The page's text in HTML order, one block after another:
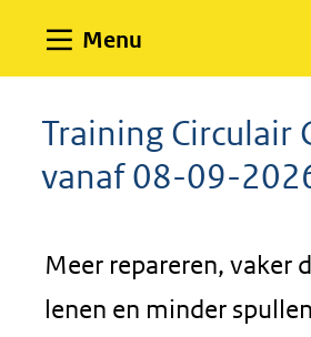
Menu
Training Circulair
vanaf 08-09-
Meer repareren, vaker
lenen en minder spullen